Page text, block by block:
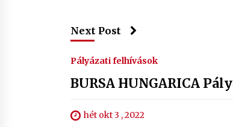
Next Post
Pályázati felhívások
BURSA HUNGARICA
hét okt 3 , 2022